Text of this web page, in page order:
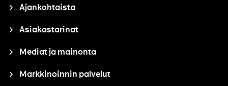
Ajankohtaista
Asiakastarinat
Mediat ja mainonta
Markkinoinnin palvelut